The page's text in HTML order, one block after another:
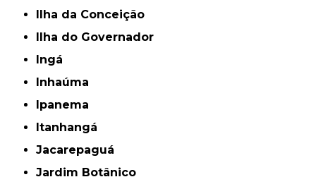
Ilha da Conceição
Ilha do Governador
Ingá
Inhaúma
Ipanema
Itanhangá
Jacarepaguá
Jardim Botânico